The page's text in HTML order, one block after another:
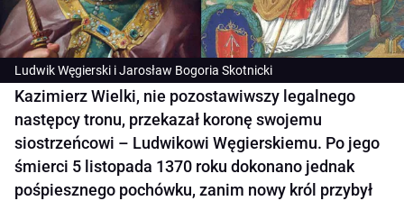
Ludwik Węgierski i Jarosław Bogoria Skotnicki
Kazimierz Wielki, nie pozostawiwszy legalnego
następcy tronu, przekazał koronę swojemu
siostrzeńcowi – Ludwikowi Węgierskiemu. Po jego
śmierci 5 listopada 1370 roku dokonano jednak
pośpiesznego pochówku, zanim nowy król przybył